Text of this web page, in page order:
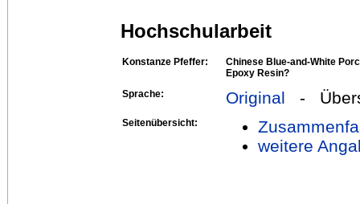
Hochschularbeit
Konstanze Pfeffer:
Chinese Blue-and-White
Epoxy Resin?
Sprache:
Original -
Seitenübersicht:
weitere